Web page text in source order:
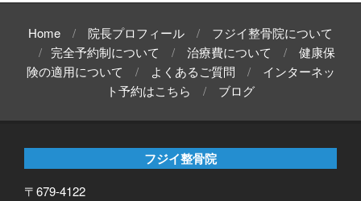
Home 院長プロフィール
フジイ整骨院について
完全予約制について
治療費について
健康保
険の適用について
よくあるご質問
インターネッ
ト予約はこちら
ブログ
フジイ整骨院
〒679-4122